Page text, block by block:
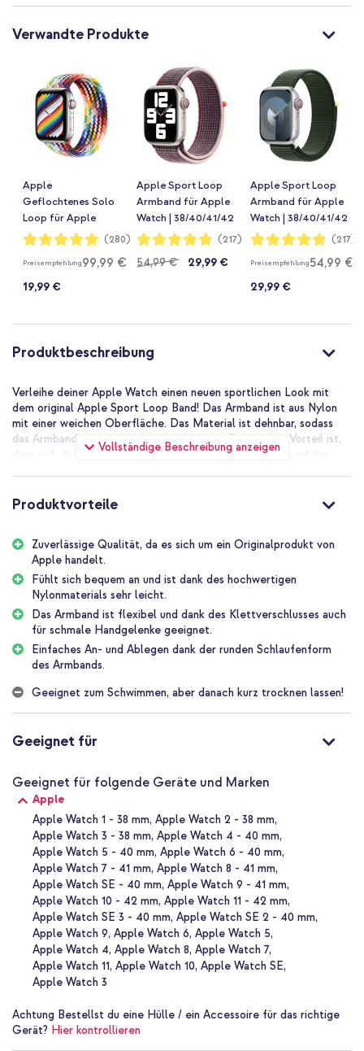
Verwandte Produkte
Apple
Geflochtenes Solo
Loop für Apple
Watch | 38/40/41/42
Pride Edition
Bewertung:
98%
(280)
Preisempfehlung99,99 €
19,99 €
Apple Sport Loop
Armband für Apple
Watch | 38/40/41/42
mm - Elderberry
Bewertung:
97%
(217)
54,99 € 29,99 €
Apple Sport Loop
Armband für Apple
Watch | 38/40/41/42
mm - Cypress
Bewertung:
97%
(217)
Preisempfehlung54,99 €
29,99 €
Produktbeschreibung
Vollständige Beschreibung anzeigen
Verleihe deiner Apple Watch einen neuen sportlichen Look mit
dem original Apple Sport Loop Band! Das Armband ist aus Nylon
mit einer weichen Oberfläche. Das Material ist dehnbar, sodass
das Armband sehr angenehm zu tragen ist. Der größte Vorteil ist,
dass sich das Armband dank der runden Schlaufenform und des
Da dieses Armband ein Originalprodukt von Apple ist, passt es
bekannt ist, ist auch bei diesem Produkt garantiert. Das Armband
ist leicht und liegt angenehm an.
Gewebtes Sportarmband aus hochwertigem Nylon
Das Sport Loop ist ein leichtes, gewebtes Sportarmband aus
hochwertigem Nylon, das aus einem Stück gefertigt ist. Das Band
besteht aus Tausenden von kleinen Schlaufen, genau wie ein
Badetuch. Durch die Schlaufen kann das Sportarmband besser
atmen. Das Material ist schweißresistent, perfekt für intensive
Trainingseinheiten. Der Stoff wurde speziell entwickelt, um schnell
zu trocknen. Das normale Fluorelastomer-Sportband von Apple ist
feuchtigkeitsresistent und waschbar, aber da es die Haut
vollständig abdichtet, kann man darunter schwitzen.
Starker Klettverschluss
Band flexibel ist, aber dennoch ausreichend Halt bietet. Die
Klettbandstreifen werden unter Hitzeeinwirkung auf das Armband
gepresst und werden so zu einem Teil des Bands selbst. Sie sind
daher fest angebracht und auch an der Außenseite des Armbands
nicht sichtbar. Dank des Klettverschlusses ist das Armband auch
für schmale Handgelenke geeignet.
Einfach an- und abzulegen
Das Armband lässt sich dank der runden Schlaufenform und des
Klettverschlusses leicht an- und ablegen. Am Ende des Armbands
befindet sich eine Verdickung, die das Ziehen am Armband beim
Anlegen erleichtert. Die Verdickung ist in der gleichen Farbe wie
die kontrastierende Seite ausgeführt.
Warum das Apple Sport Loop Band für deine Apple Watch?
Es handelt sich um ein Originalprodukt von Apple
Aus hochwertigem Nylon gefertigt
Produktvorteile
Zuverlässige Qualität, da es sich um ein Originalprodukt von
Apple handelt.
Fühlt sich bequem an und ist dank des hochwertigen
Nylonmaterials sehr leicht.
Das Armband ist flexibel und dank des Klettverschlusses auch
für schmale Handgelenke geeignet.
Einfaches An- und Ablegen dank der runden Schlaufenform
des Armbands.
Geeignet zum Schwimmen, aber danach kurz trocknen lassen!
Geeignet für
Geeignet für folgende Geräte und Marken
Apple
Apple Watch 1 - 38 mm Apple Watch 2 - 38 mm
Apple Watch 3 - 38 mm Apple Watch 4 - 40 mm
Apple Watch 5 - 40 mm Apple Watch 6 - 40 mm
Apple Watch 7 - 41 mm Apple Watch 8 - 41 mm
Apple Watch SE - 40 mm Apple Watch 9 - 41 mm
Apple Watch 10 - 42 mm Apple Watch 11 - 42 mm
Apple Watch SE 3 - 40 mm Apple Watch SE 2 - 40 mm
Apple Watch 9 Apple Watch 6 Apple Watch 5
Apple Watch 4 Apple Watch 8 Apple Watch 7
Apple Watch 11 Apple Watch 10 Apple Watch SE
Apple Watch 3
Achtung Bestellst du eine Hülle / ein Accessoire für das richtige
Gerät? Hier kontrollieren